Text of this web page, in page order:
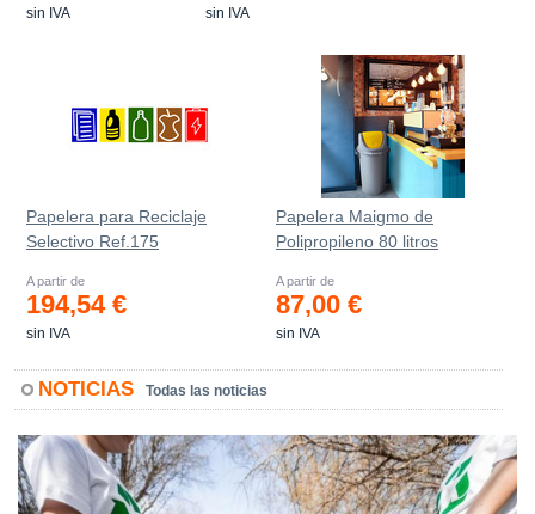
sin IVA sin IVA
Papelera para Reciclaje
Selectivo Ref.175
A partir de
194,54 €
sin IVA
Papelera Maigmo de
Polipropileno 80 litros
A partir de
87,00 €
sin IVA
NOTICIAS Todas las noticias